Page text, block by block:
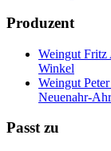
Produzent
Weingut Fritz
Winkel
Weingut
Neuenahr-
Passt zu